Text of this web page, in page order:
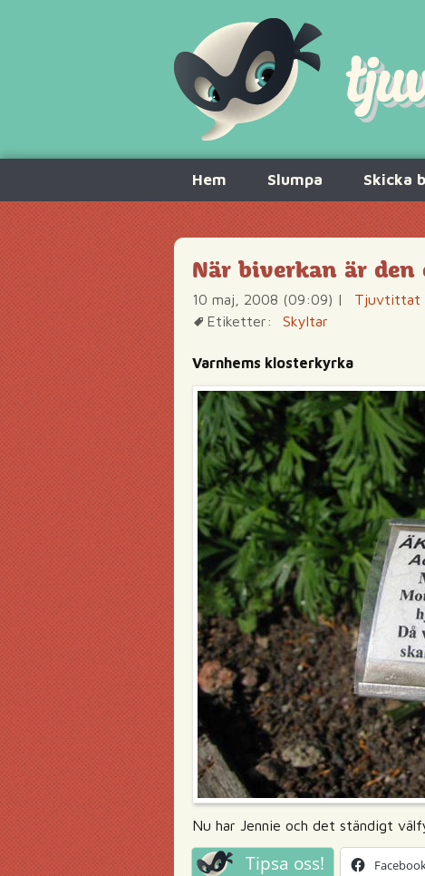
innehåll
Hem Slumpa Skicka
När biverkan är den
10 maj, 2008 (09:09) | Tjuvtittat
Etiketter:
Skyltar
Varnhems klosterkyrka
Nu har Jennie och det ständigt
Tipsa oss!